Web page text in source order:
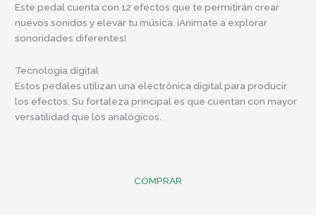
Este pedal cuenta con 12 efectos que te permitirán crear
nuevos sonidos y elevar tu música. ¡Animate a explorar
sonoridades diferentes!
Tecnología digital
Estos pedales utilizan una electrónica digital para producir
los efectos. Su fortaleza principal es que cuentan con mayor
versatilidad que los analógicos.
COMPRAR